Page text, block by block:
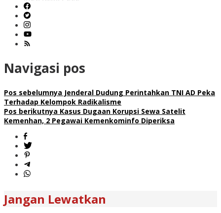
Navigasi pos
Pos sebelumnya Jenderal Dudung Perintahkan TNI AD Peka
Terhadap Kelompok Radikalisme
Pos berikutnya Kasus Dugaan Korupsi Sewa Satelit
Kemenhan, 2 Pegawai Kemenkominfo Diperiksa
Jangan Lewatkan